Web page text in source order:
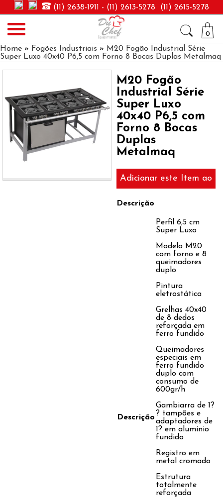
(11) 2638-1911 - (11) 2613-5278 (11) 2615-5278
0
Home » Fogões Industriais » M20 Fogão Industrial Série
Super Luxo 40x40 P6,5 com Forno 8 Bocas Duplas Metalmaq
M20 Fogão
Industrial Série
Super Luxo
40x40 P6,5 com
Forno 8 Bocas
Duplas
Metalmaq
Adicionar este Item ao
Orçamento
Descrição
Descrição
Perfil 6,5 cm
Super Luxo
Modelo M20
com forno e 8
queimadores
duplo
Pintura
eletrostática
Grelhas 40x40
de 8 dedos
reforçada em
ferro fundido
Queimadores
especiais em
ferro fundido
duplo com
consumo de
600gr/h
Gambiarra de 1?
? tampões e
adaptadores de
1? em alumínio
fundido
Registro em
metal cromado
Estrutura
totalmente
reforçada